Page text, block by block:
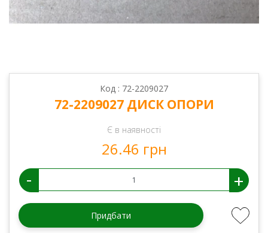
Код : 72-2209027
72-2209027 ДИСК ОПОРИ
Є в наявності
26.46 грн
- +
Придбати